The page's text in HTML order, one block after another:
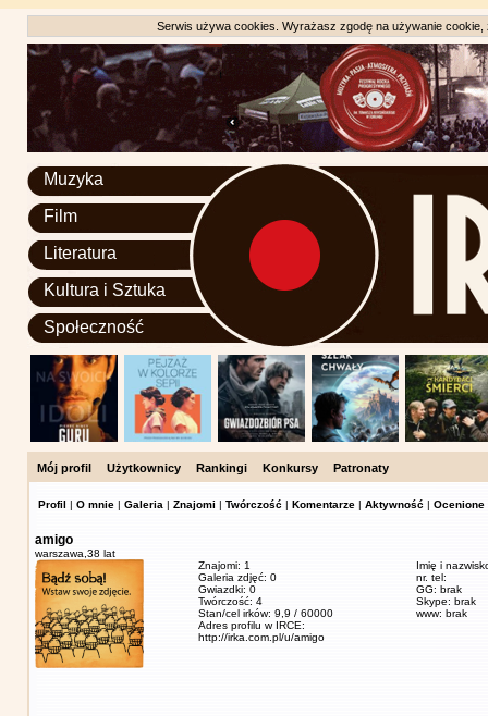
Serwis używa cookies. Wyrażasz zgodę na używanie
Muzyka
Film
Literatura
Kultura i Sztuka
Społeczność
Mój profil Użytkownicy Rankingi Konkursy Patronaty
Profil | O mnie | Galeria | Znajomi | Twórczość | Komentarze | Aktywność | Ocenione
amigo
warszawa, 38 lat
Znajomi: 1
Galeria zdjęć: 0
Gwiazdki: 0
Twórczość: 4
Stan/cel irków: 9,9 / 60000
Adres profilu w IRCE:
http://irka.com.pl/u/amigo
Imię i
nr. tel:
GG: brak
Skype: brak
www: brak